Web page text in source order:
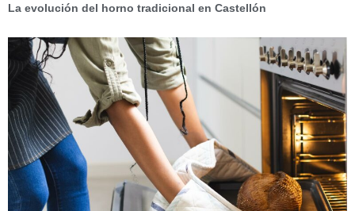
La evolución del horno tradicional en Castellón